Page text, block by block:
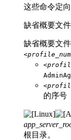
这些命令定
缺省概要文
缺省概要文
的序号
根目录。